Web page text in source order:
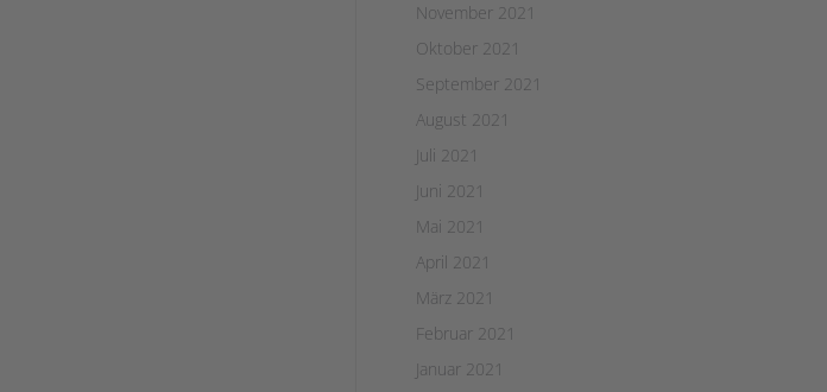
November 2021
Oktober 2021
September 2021
August 2021
Juli 2021
Juni 2021
Mai 2021
April 2021
März 2021
Februar 2021
Januar 2021